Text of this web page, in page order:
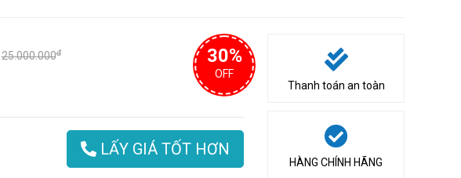
25.000.000đ 30%
OFF
LẤY GIÁ TỐT HƠN
Thanh toán an toàn
HÀNG CHÍNH HÃNG